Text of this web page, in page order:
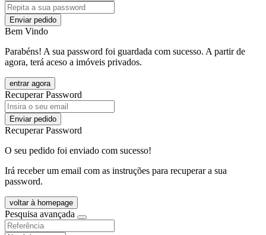
Enviar pedido
Bem Vindo
Parabéns! A sua password foi guardada com sucesso. A partir de
agora, terá aceso a imóveis privados.
entrar agora
Recuperar Password
Enviar pedido
Recuperar Password
O seu pedido foi enviado com sucesso!
Irá receber um email com as instruções para recuperar a sua
password.
voltar à homepage
Pesquisa avançada